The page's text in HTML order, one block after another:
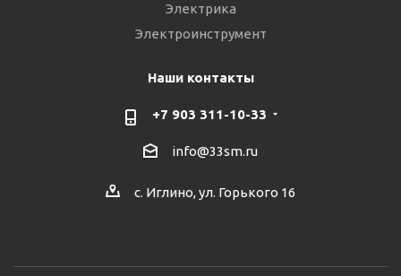
Электрика
Электроинструмент
Наши контакты
+7 903 311-10-33
info@33sm.ru
с. Иглино, ул. Горького 16